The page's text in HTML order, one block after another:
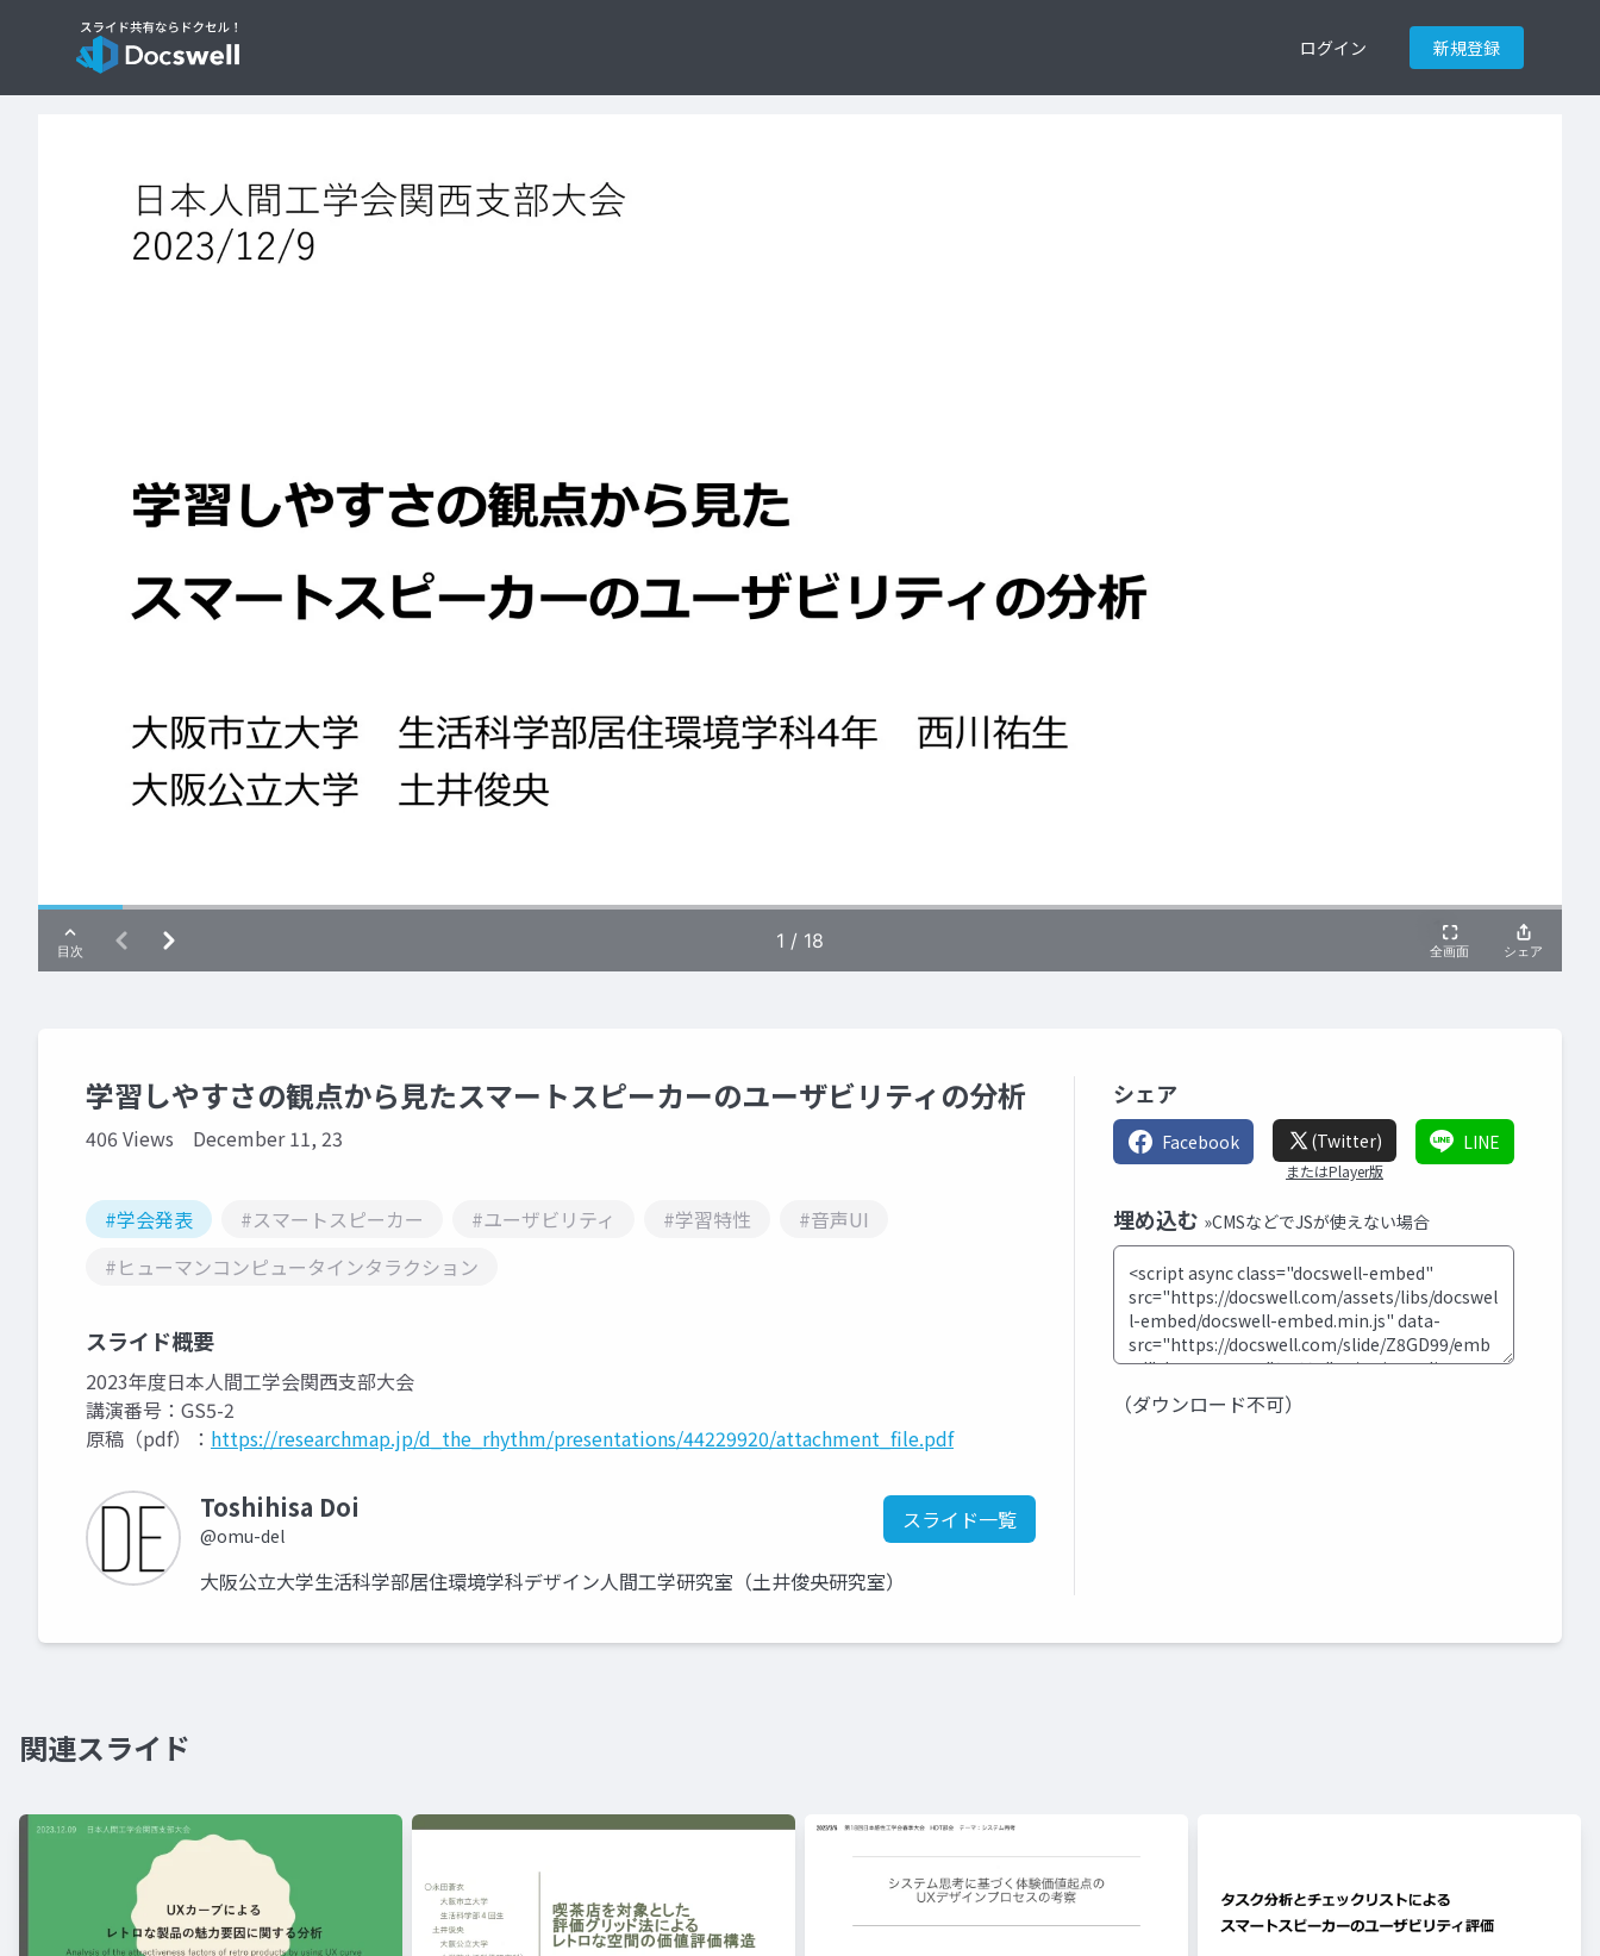
ログイン 新規登録
学習しやすさの観点から見たスマートスピーカーのユーザビリティの分析
406 Views December 11, 23
#学会発表 #スマートスピーカー #ユーザビリティ #学習特性
#音声UI
#ヒューマンコンピュータインタラクション
スライド概要
2023年度日本人間工学会関西支部大会
講演番号：GS5-2
原稿（pdf）： https://researchmap.jp/d_the_rhythm/presentations/44229920/attachment_file.pdf
Toshihisa Doi
@omu-del
スライド一覧
大阪公立大学生活科学部居住環境学科デザイン人間工学研究室（土井俊央研究室）
シェア
Facebook (Twitter)
またはPlayer版
LINE
埋め込む »CMSなどでJSが使えない場合
（ダウンロード不可）
関連スライド